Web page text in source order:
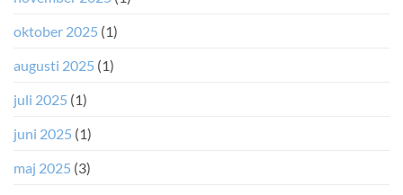
oktober 2025 (1)
augusti 2025 (1)
juli 2025 (1)
juni 2025 (1)
maj 2025 (3)